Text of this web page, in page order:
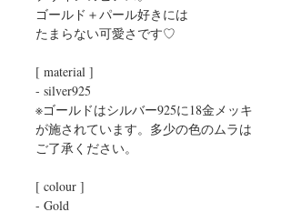
ゴールド＋パール好きには
たまらない可愛さです♡
[ material ]
- silver925
※ゴールドはシルバー925に18金メッキ
が施されています。多少の色のムラは
ご了承ください。
[ colour ]
- Gold